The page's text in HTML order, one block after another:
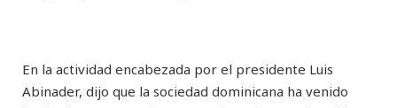
En la actividad encabezada por el presidente Luis
Abinader, dijo que la sociedad dominicana ha venido